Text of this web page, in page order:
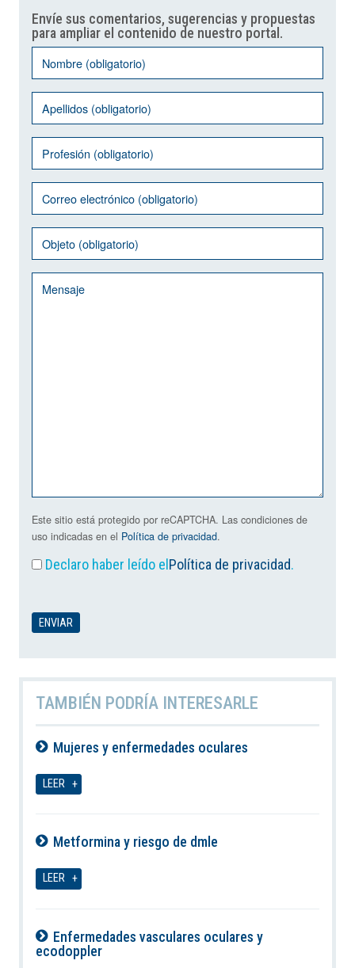
Envíe sus comentarios, sugerencias y propuestas
para ampliar el contenido de nuestro portal.
Este sitio está protegido por reCAPTCHA. Las condiciones de
uso indicadas en el Política de privacidad.
Declaro haber leído el Política de privacidad.
TAMBIÉN PODRÍA INTERESARLE
Mujeres y enfermedades oculares
LEER
Metformina y riesgo de dmle
LEER
Enfermedades vasculares oculares y
ecodoppler